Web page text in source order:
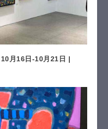
月16日-10月21日 |